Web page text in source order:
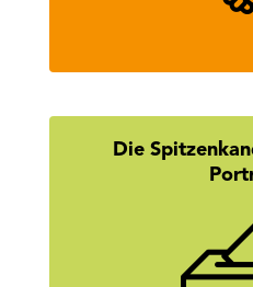
Die
Wer steckt hinter
geht’s zu den